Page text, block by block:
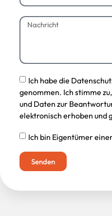
Ich habe die
genommen. Ich stimme
und Daten zur
elektronisch erhoben und
Ich bin Eigentümer
Senden